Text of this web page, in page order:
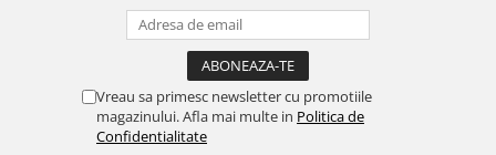
Vreau sa primesc newsletter cu promotiile
magazinului. Afla mai multe in Politica de
Confidentialitate